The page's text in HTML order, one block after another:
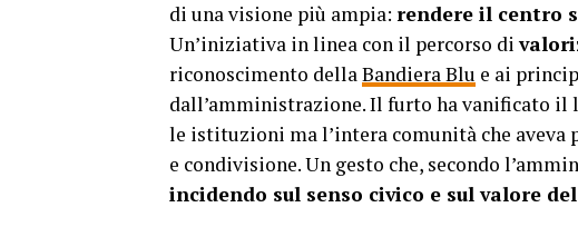
di una visione più ampia: rendere il centro
Un’iniziativa in linea con il percorso di
riconoscimento dellaBandiera Blu e ai
dall’amministrazione. Il furto ha vanificato il
le istituzioni ma l’intera comunità che
e condivisione. Un gesto che, secondo
incidendo sul senso civico e sul valore